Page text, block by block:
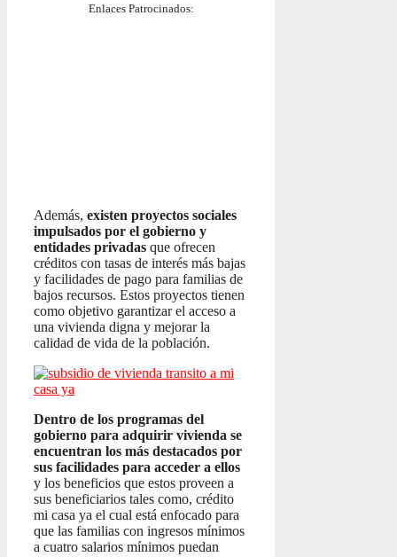
Enlaces Patrocinados:
Además, existen proyectos sociales
impulsados por el gobierno y
entidades privadas que ofrecen
créditos con tasas de interés más bajas
y facilidades de pago para familias de
bajos recursos. Estos proyectos tienen
como objetivo garantizar el acceso a
una vivienda digna y mejorar la
calidad de vida de la población.
Dentro de los programas del
gobierno para adquirir vivienda se
encuentran los más destacados por
sus facilidades para acceder a ellos
y los beneficios que estos proveen a
sus beneficiarios tales como, crédito
mi casa ya el cual está enfocado para
que las familias con ingresos mínimos
a cuatro salarios mínimos puedan